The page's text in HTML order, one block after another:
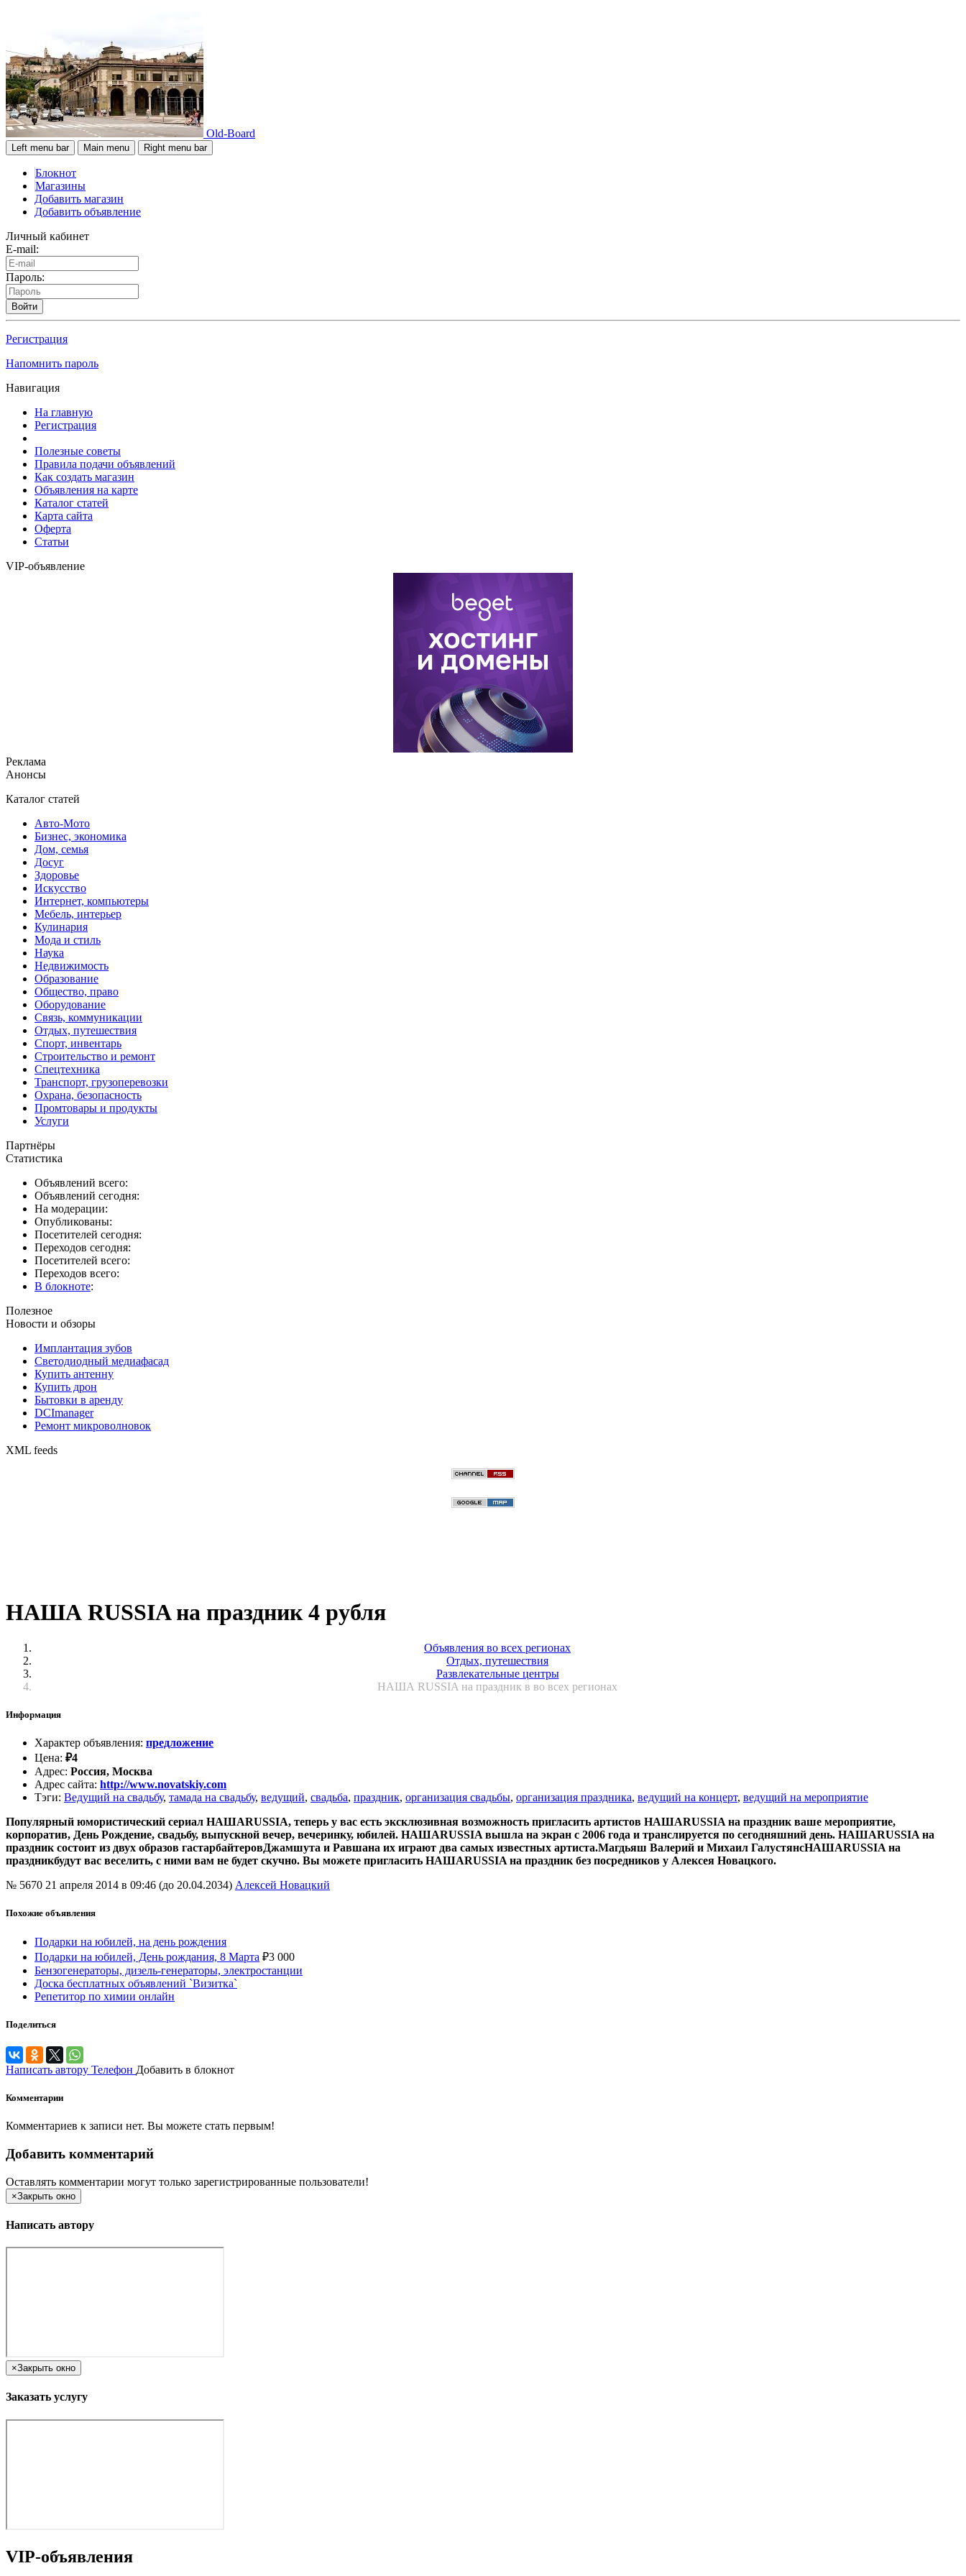
Old-Board
Left menu bar Main menu Right menu bar
Блокнот
Магазины
Добавить магазин
Добавить объявление
Личный кабинет
E-mail:
Пароль:
Войти
Регистрация
Напомнить пароль
Навигация
На главную
Регистрация
Полезные советы
Правила подачи объявлений
Как создать магазин
Объявления на карте
Каталог статей
Карта сайта
Оферта
Статьи
VIP-объявление
Реклама
Анонсы
Каталог статей
Авто-Мото
Бизнес, экономика
Дом, семья
Досуг
Здоровье
Искусство
Интернет, компьютеры
Мебель, интерьер
Кулинария
Мода и стиль
Наука
Недвижимость
Образование
Общество, право
Оборудование
Связь, коммуникации
Отдых, путешествия
Спорт, инвентарь
Строительство и ремонт
Спецтехника
Транспорт, грузоперевозки
Охрана, безопасность
Промтовары и продукты
Услуги
Партнёры
Статистика
Объявлений всего:
Объявлений сегодня:
На модерации:
Опубликованы:
Посетителей сегодня:
Переходов сегодня:
Посетителей всего:
Переходов всего:
В блокноте:
Полезное
Новости и обзоры
Имплантация зубов
Светодиодный медиафасад
Купить антенну
Купить дрон
Бытовки в аренду
DCImanager
Ремонт микроволновок
XML feeds
НАША RUSSIA на праздник 4 рубля
Объявления во всех регионах
Отдых, путешествия
Развлекательные центры
НАША RUSSIA на праздник в во всех регионах
Информация
Характер объявления: предложение
Цена: ₽4
Адрес: Россия, Москва
Адрес сайта: http://www.novatskiy.com
Тэги: Ведущий на свадьбу, тамада на свадьбу, ведущий, свадьба, праздник, организация свадьбы, организация праздника, ведущий на концерт, ведущий на мероприятие
Популярный юмористический сериал НАШАRUSSIA, теперь у вас есть эксклюзивная возможность пригласить артистов НАШАRUSSIA на праздник ваше мероприятие,
корпоратив, День Рождение, свадьбу, выпускной вечер, вечеринку, юбилей. НАШАRUSSIA вышла на экран с 2006 года и транслируется по сегодняшний день. НАШАRUSSIA на
праздник состоит из двух образов гастарбайтеровДжамшута и Равшана их играют два самых известных артиста.Магдьяш Валерий и Михаил ГалустянсНАШАRUSSIA на
праздникбудут вас веселить, с ними вам не будет скучно. Вы можете пригласить НАШАRUSSIA на праздник без посредников у Алексея Новацкого.
№ 5670 21 апреля 2014 в 09:46 (до 20.04.2034) Алексей Новацкий
Похожие объявления
Подарки на юбилей, на день рождения
Подарки на юбилей, День рождания, 8 Марта ₽3 000
Бензогенераторы, дизель-генераторы, электростанции
Доска бесплатных объявлений `Визитка`
Репетитор по химии онлайн
Поделиться
Написать автору Телефон Добавить в блокнот
Комментарии
Комментариев к записи нет. Вы можете стать первым!
Добавить комментарий
Оставлять комментарии могут только зарегистрированные пользователи!
×Закрыть окно
Написать автору
×Закрыть окно
Заказать услугу
VIP-объявления